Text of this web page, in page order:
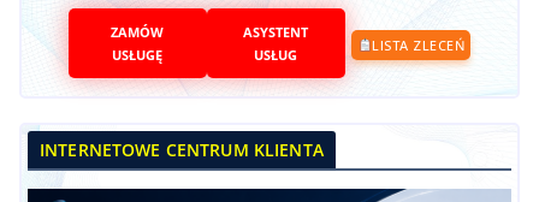
ZAMÓW
USŁUGĘ
ASYSTENT
USŁUG
LISTA ZLECEŃ
INTERNETOWE CENTRUM KLIENTA